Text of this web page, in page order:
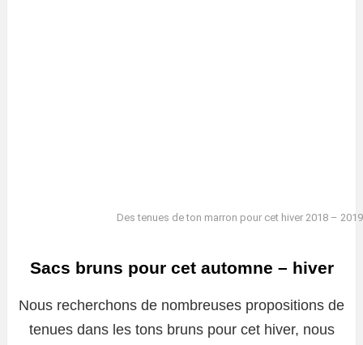
Des tenues de ton marron pour cet hiver 2018 – 2019
Sacs bruns pour cet automne – hiver
Nous recherchons de nombreuses propositions de
tenues dans les tons bruns pour cet hiver, nous